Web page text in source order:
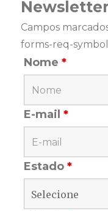
Newsletter
Campos
forms-req-
Nome*
E-mail*
Estado*